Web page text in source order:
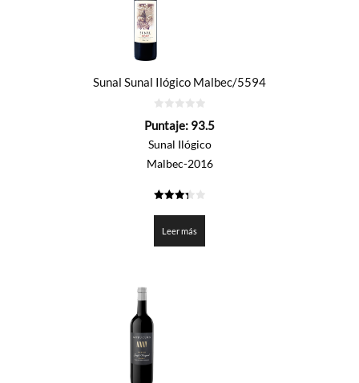
Sunal Sunal Ilógico Malbec/5594
de
Puntaje: 93.5
Sunal Ilógico
Malbec-2016
Leer más